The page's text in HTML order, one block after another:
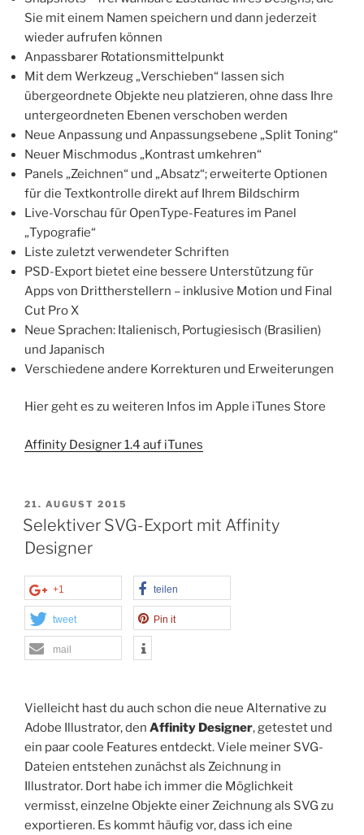
Sie mit einem Namen speichern und dann jederzeit
wieder aufrufen können
Anpassbarer Rotationsmittelpunkt
Mit dem Werkzeug „Verschieben“ lassen sich
übergeordnete Objekte neu platzieren, ohne dass Ihre
untergeordneten Ebenen verschoben werden
Neue Anpassung und Anpassungsebene „Split Toning“
Neuer Mischmodus „Kontrast umkehren“
Panels „Zeichnen“ und „Absatz“; erweiterte Optionen
für die Textkontrolle direkt auf Ihrem Bildschirm
Live-Vorschau für OpenType-Features im Panel
„Typografie“
Liste zuletzt verwendeter Schriften
PSD-Export bietet eine bessere Unterstützung für
Apps von Drittherstellern – inklusive Motion und Final
Cut Pro X
Neue Sprachen: Italienisch, Portugiesisch (Brasilien)
und Japanisch
Verschiedene andere Korrekturen und Erweiterungen
Hier geht es zu weiteren Infos im Apple iTunes Store
Affinity Designer 1.4 auf iTunes
VERÖFFENTLICHT
AM
21. AUGUST 2015
Selektiver SVG-Export mit Affinity
Designer
+1 teilen
tweet Pin it
mail
Vielleicht hast du auch schon die neue Alternative zu
Adobe Illustrator, den Affinity Designer, getestet und
ein paar coole Features entdeckt. Viele meiner SVG-
Dateien entstehen zunächst als Zeichnung in
Illustrator. Dort habe ich immer die Möglichkeit
vermisst, einzelne Objekte einer Zeichnung als SVG zu
exportieren. Es kommt häufig vor, dass ich eine